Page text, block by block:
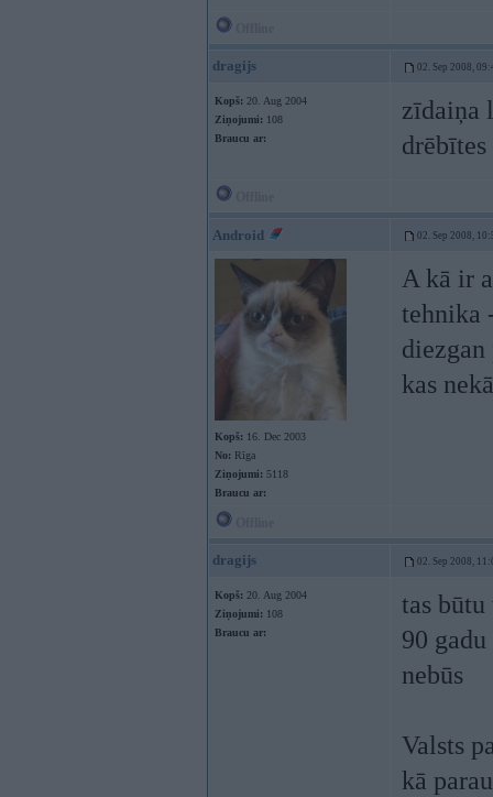
dragijs 02. Sep 2008,
Kopš: 20. Aug 2004
Ziņojumi: 108
Braucu ar:
zīdaiņa
Android 02. Sep 2008,
Kopš: 16. Dec 2003
No: Rīga
Ziņojumi: 5118
Braucu ar:
A kā ir
tehnika
kas
dragijs 02. Sep 2008,
Kopš: 20. Aug 2004
Ziņojumi: 108
Braucu ar:
tas
90
nebūs
Valsts
kā